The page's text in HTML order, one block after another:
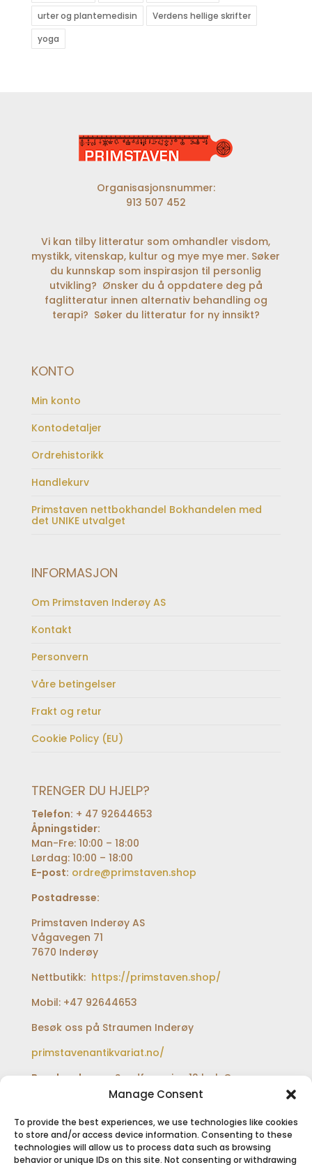
Manage Consent
To provide the best experiences, we use technologies like cookies
to store and/or access device information. Consenting to these
technologies will allow us to process data such as browsing
behavior or unique IDs on this site. Not consenting or withdrawing
urter og plantemedisin
Verdens hellige skrifter
yoga
Organisasjonsnummer:
913 507 452
Vi kan tilby litteratur som omhandler visdom,
mystikk, vitenskap, kultur og mye mye mer. Søker
du kunnskap som inspirasjon til personlig
utvikling? Ønsker du å oppdatere deg på
faglitteratur innen alternativ behandling og
terapi? Søker du litteratur for ny innsikt?
KONTO
Min konto
Kontodetaljer
Ordrehistorikk
Handlekurv
Primstaven nettbokhandel Bokhandelen med
det UNIKE utvalget
INFORMASJON
Om Primstaven Inderøy AS
Kontakt
Personvern
Våre betingelser
Frakt og retur
Cookie Policy (EU)
TRENGER DU HJELP?
Telefon: + 47 92644653
Åpningstider:
Man-Fre: 10:00 – 18:00
Lørdag: 10:00 – 18:00
E-post: ordre@primstaven.shop
Postadresse:
Primstaven Inderøy AS
Vågavegen 71
7670 Inderøy
Nettbutikk: https://primstaven.shop/
Mobil: +47 92644653
Besøk oss på Straumen Inderøy
primstavenantikvariat.no/
Besøksadresse:Sundfærveien 12 bak Coop
extra og Shell bensinstasjon
SIKKER BETALING